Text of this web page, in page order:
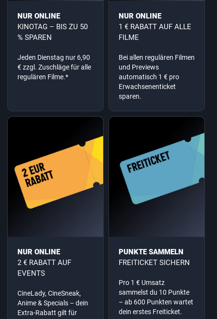
NUR ONLINE
KINOTAG – BIS ZU 50
% SPAREN
Jeden Dienstag nur 6,90
€ zzgl. Zuschläge für alle
regulären Filme.*
NUR ONLINE
1 € RABATT AUF ALLE
FILME
Bei allen regulären Filmen
und Previews
automatisch 1 € pro
Erwachsenenticket
sparen.
NUR ONLINE
2 € RABATT AUF
EVENTS
CineLady, CineSneak,
Anime & Specials – dein
Extra-Rabatt gilt für
PUNKTE SAMMELN
FREITICKET SICHERN
Pro 1 € Umsatz
sammelst du 10 Punkte
– ab 600 Punkten wartet
dein erstes Freiticket.